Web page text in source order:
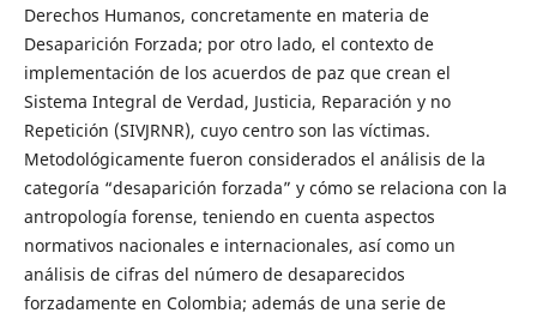
Derechos Humanos, concretamente en materia de
Desaparición Forzada; por otro lado, el contexto de
implementación de los acuerdos de paz que crean el
Sistema Integral de Verdad, Justicia, Reparación y no
Repetición (SIVJRNR), cuyo centro son las víctimas.
Metodológicamente fueron considerados el análisis de la
categoría “desaparición forzada” y cómo se relaciona con la
antropología forense, teniendo en cuenta aspectos
normativos nacionales e internacionales, así como un
análisis de cifras del número de desaparecidos
forzadamente en Colombia; además de una serie de